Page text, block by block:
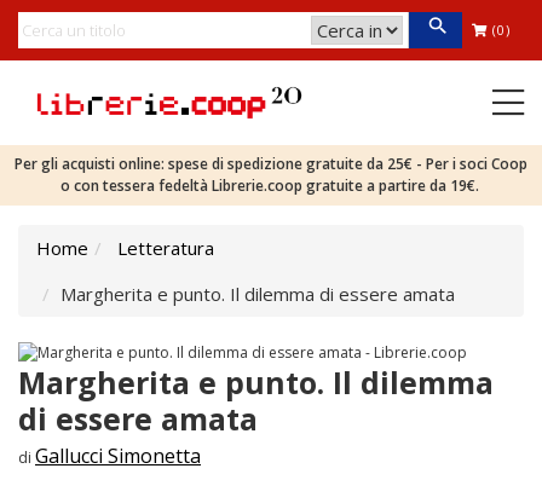
(0)
Per gli acquisti online: spese di spedizione gratuite da 25€ - Per i soci Coop
o con tessera fedeltà Librerie.coop gratuite a partire da 19€.
Home
Letteratura
Margherita e punto. Il dilemma di essere amata
Margherita e punto. Il dilemma
di essere amata
di Gallucci Simonetta